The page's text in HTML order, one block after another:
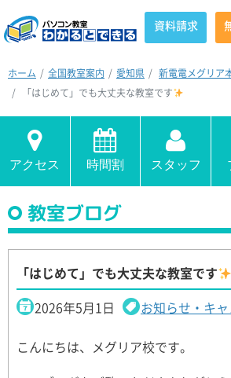
資料請求
ホーム 全国教室案内 愛知県
新電電メグリア
「はじめて」でも大丈夫な教室です
アクセス 時間割 スタッフ
教室ブログ
「はじめて」でも大丈夫な教室です
2026年5月1日
お知らせ・キ
こんにちは、メグリア校です。